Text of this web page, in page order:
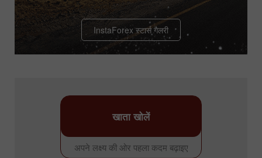
InstaForex स्टार्स गैलरी
अपने लक्ष्य की ओर पहला कदम बढ़ाइए
खाता खोलें